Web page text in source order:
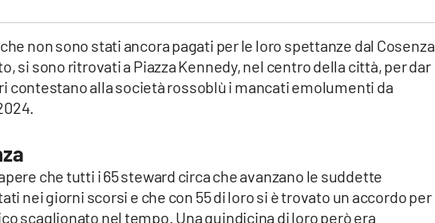
non sono stati ancora pagati per le loro spettanze dal Cosenza
si sono ritrovati a Piazza Kennedy, nel centro della città, per dar
contestano alla società rossoblù i mancati emolumenti da
che tutti i 65 steward circa che avanzano le suddette
nei giorni scorsi e che con 55 di loro si è trovato un accordo per
scaglionato nel tempo. Una quindicina di loro però era